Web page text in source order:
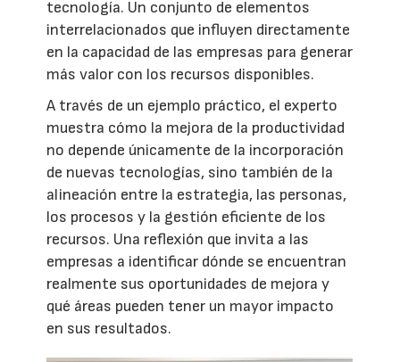
tecnología. Un conjunto de elementos
interrelacionados que influyen directamente
en la capacidad de las empresas para generar
más valor con los recursos disponibles.
A través de un ejemplo práctico, el experto
muestra cómo la mejora de la productividad
no depende únicamente de la incorporación
de nuevas tecnologías, sino también de la
alineación entre la estrategia, las personas,
los procesos y la gestión eficiente de los
recursos. Una reflexión que invita a las
empresas a identificar dónde se encuentran
realmente sus oportunidades de mejora y
qué áreas pueden tener un mayor impacto
en sus resultados.